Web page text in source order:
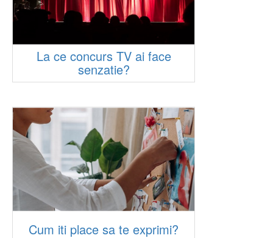
La ce concurs TV ai face
senzatie?
Cum iti place sa te exprimi?